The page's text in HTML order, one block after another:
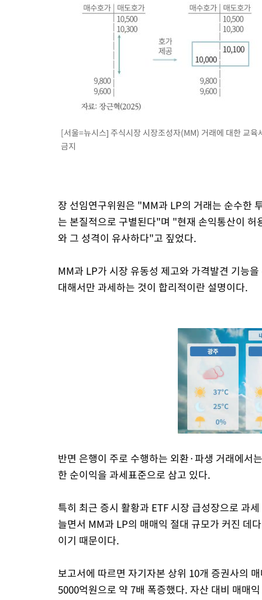
[서울=뉴시스] 주식시장 시장조성자(MM) 거래에 대한 교
금지
장 선임연구위원은 "MM과 LP의 거래는 순수한
는 본질적으로 구별된다"며 "현재 손익통산이
와 그 성격이 유사하다"고 짚었다.
MM과 LP가 시장 유동성 제고와 가격발견 기능
대해서만 과세하는 것이 합리적이란 설명이다.
반면 은행이 주로 수행하는 외환·파생 거래에서
한 순이익을 과세표준으로 삼고 있다.
특히 최근 증시 활황과 ETF 시장 급성장으로 과
늘면서 MM과 LP의 매매익 절대 규모가 커진 데
이기 때문이다.
보고서에 따르면 자기자본 상위 10개 증권사의
5000억원으로 약 7배 폭증했다. 자산 대비 매매